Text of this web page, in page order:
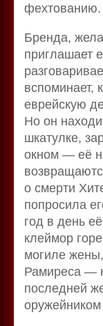
фехтованию.
Бренда,
приглашает
вспоминает,
еврейскую
Но он
шкатулке,
окном — её
о смерти
попросила
год в день
клеймор
могиле
Рамиреса —
последней